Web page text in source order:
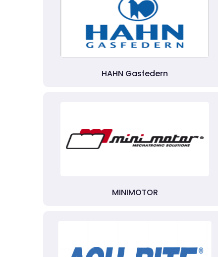
HAHN Gasfedern
MINIMOTOR